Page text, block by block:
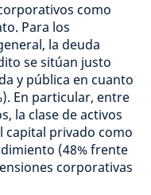
como
Para los
la deuda
se sitúan justo
y pública en cuanto
En particular, entre
la clase de activos
capital privado como
(48% frente
corporativas